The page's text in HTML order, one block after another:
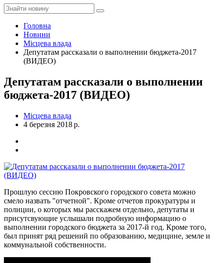
Головна
Новини
Місцева влада
Депутатам рассказали о выполнении бюджета-2017
(ВИДЕО)
Депутатам рассказали о выполнении
бюджета-2017 (ВИДЕО)
Місцева влада
4 березня 2018 р.
Прошлую сессию Покровского городского совета можно
смело назвать "отчетной". Кроме отчетов прокуратуры и
полиции, о которых мы расскажем отдельно, депутаты и
присутсвующие услышали подробную информацию о
выполнении городского бюджета за 2017-й год. Кроме того,
был принят ряд решений по образованию, медицине, земле и
коммунальной собственности.